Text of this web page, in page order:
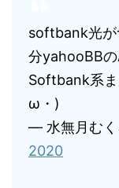
softbank光が
分yahooBB
Softbank系
ω・)
— 水無月む
2020